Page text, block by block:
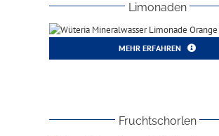
Limonaden
MEHR ERFAHREN
Fruchtschorlen